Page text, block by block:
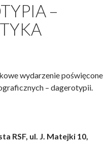
–
wydarzenie poświęcone
– dagerotypii.
RSF, ul. J. Matejki 10,